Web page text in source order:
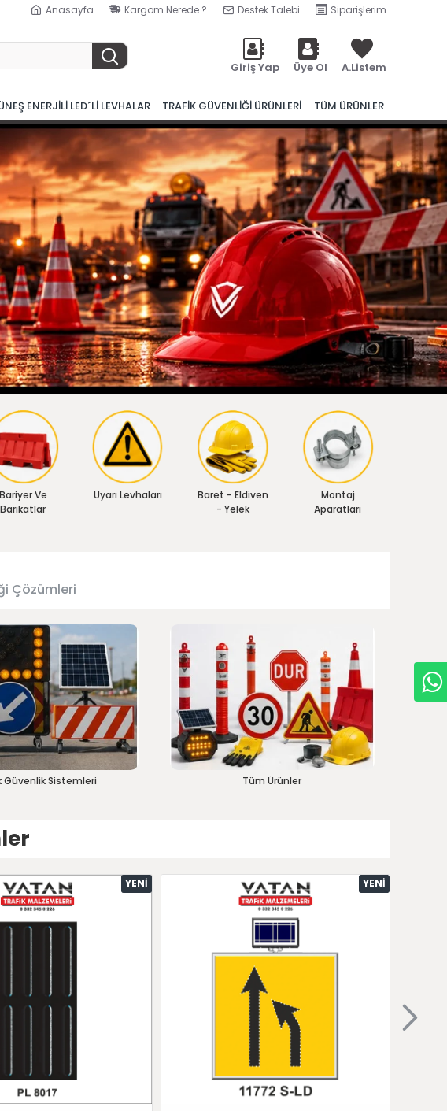
Anasayfa Kargom Nerede ? Destek Talebi Siparişlerim
Giriş Yap Üye Ol A.Listem
ENERJİLİ LED´Lİ LEVHALAR TRAFİK GÜVENLİĞİ ÜRÜNLERİ TÜM ÜRÜNLER
Bariyer Ve
Barikatlar
Uyarı Levhaları
Baret - Eldiven
- Yelek
Montaj
Aparatları
Çözümleri
Güvenlik Sistemleri Tüm Ürünler
YENI YENI